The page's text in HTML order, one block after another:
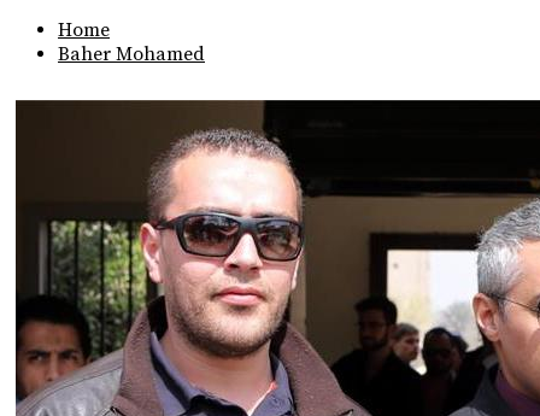
Home
Baher Mohamed